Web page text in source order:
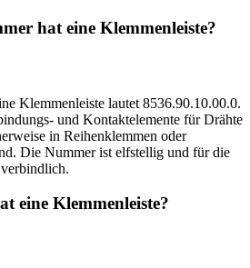
hat eine Klemmenleiste?
Klemmenleiste lautet 8536.90.10.00.0.
und Kontaktelemente für Drähte
in Reihenklemmen oder
Die Nummer ist elfstellig und für die
eine Klemmenleiste?